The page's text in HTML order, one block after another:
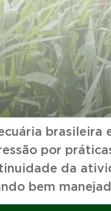
brasileira
por
da
bem